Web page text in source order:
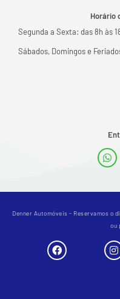
Horário
Segunda a Sexta: das 8h às
Sábados, Domingos e
Denner Automóveis - Reservamos
ou